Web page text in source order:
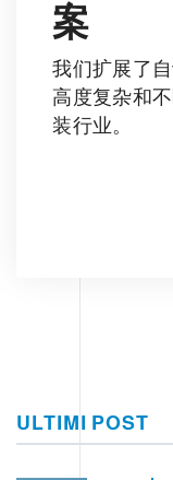
案
我们扩展了
高度复杂和
装行业。
ULTIMI POST